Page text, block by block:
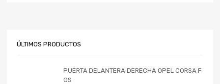
ÚLTIMOS PRODUCTOS
PUERTA DELANTERA DERECHA OPEL CORSA F
GS